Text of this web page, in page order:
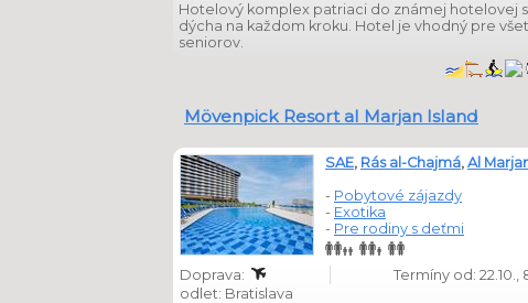
Hotelový komplex patriaci do známej hotelovej
dýcha na každom kroku. Hotel je vhodný pre
seniorov.
Mövenpick Resort al Marjan Island
SAE, Rás al-Chajmá, Al
- Pobytové zájazdy
- Exotika
- Pre rodiny s deťmi
Doprava:
Termíny od: 22.10.,
odlet: Bratislava